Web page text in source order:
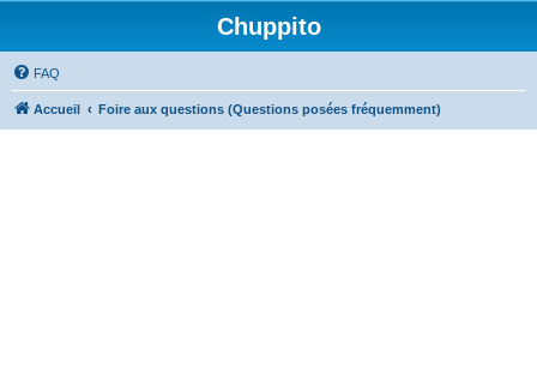
Chuppito
FAQ
Accueil Foire aux questions (Questions posées fréquemment)